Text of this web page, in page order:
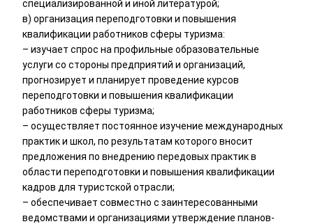
специализированной и иной литературой;
в) организация переподготовки и повышения
квалификации работников сферы туризма:
– изучает спрос на профильные образовательные
услуги со стороны предприятий и организаций,
прогнозирует и планирует проведение курсов
переподготовки и повышения квалификации
работников сферы туризма;
– осуществляет постоянное изучение международных
практик и школ, по результатам которого вносит
предложения по внедрению передовых практик в
области переподготовки и повышения квалификации
кадров для туристской отрасли;
– обеспечивает совместно с заинтересованными
ведомствами и организациями утверждение планов-